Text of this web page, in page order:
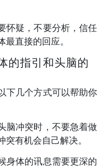
怀疑，不要分析，信任
直接的回应。
的指引和头脑的
下几个方式可以帮助你
脑冲突时，不要急着做
有机会自己解决。
身体的讯息需要更深的